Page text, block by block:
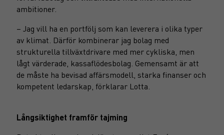
ambitioner.
– Jag vill ha en portfölj som kan leverera i olika typer
av klimat. Därför kombinerar jag bolag med
strukturella tillväxtdrivare med mer cykliska, men
lågt värderade, kassaflödesbolag. Gemensamt är att
de måste ha bevisad affärsmodell, starka finanser och
kompetent ledarskap, förklarar Lotta.
Långsiktighet framför tajming